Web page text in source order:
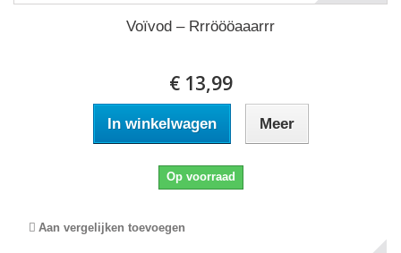
Voïvod ‎– Rrröööaaarrr
€ 13,99
In winkelwagen Meer
Op voorraad
Aan vergelijken toevoegen